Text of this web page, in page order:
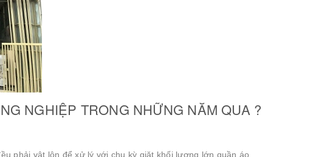
NGHIỆP TRONG NHỮNG NĂM QUA ?
phải vật lộn để xử lý với chu kỳ giặt khối lượng lớn quần áo